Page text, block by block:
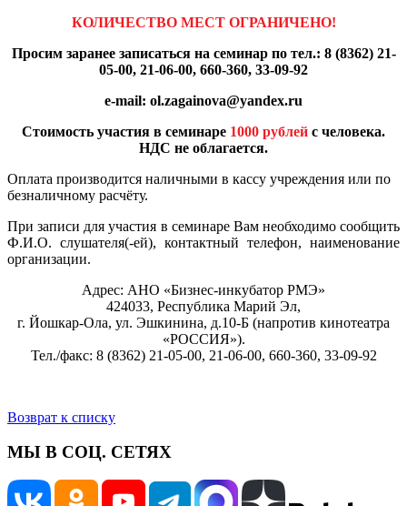
КОЛИЧЕСТВО МЕСТ ОГРАНИЧЕНО!
Просим заранее записаться на семинар по тел.: 8 (8362) 21-
05-00, 21-06-00, 660-360, 33-09-92
e-mail: ol.zagainova@yandex.ru
Стоимость участия в семинаре 1000 рублей с человека.
НДС не облагается.
Оплата производится наличными в кассу учреждения или по
безналичному расчёту.
При записи для участия в семинаре Вам необходимо сообщить
Ф.И.О. слушателя(-ей), контактный телефон, наименование
организации.
Адрес: АНО «Бизнес-инкубатор РМЭ»
424033, Республика Марий Эл,
г. Йошкар-Ола, ул. Эшкинина, д.10-Б (напротив кинотеатра
«РОССИЯ»).
Тел./факс: 8 (8362) 21-05-00, 21-06-00, 660-360, 33-09-92
Возврат к списку
МЫ В СОЦ. СЕТЯХ